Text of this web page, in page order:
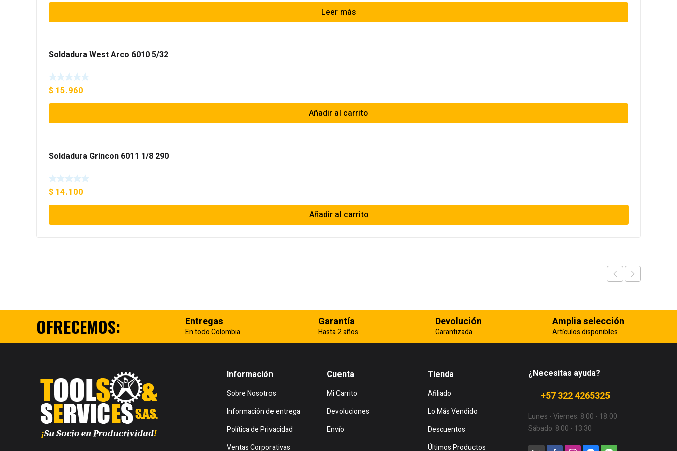
Leer más
Soldadura West Arco 6010 5/32
$ 15.960
Añadir al carrito
Soldadura Grincon 6011 1/8 290
$ 14.100
Añadir al carrito
OFRECEMOS: Entregas
En todo Colombia
Garantía
Hasta 2 años
Devolución
Garantizada
Amplia selección
Artículos disponibles
Información
Sobre Nosotros
Información de entrega
Política de Privacidad
Ventas Corporativas
Cuenta
Mi Carrito
Devoluciones
Envío
Tienda
Afiliado
Lo Más Vendido
Descuentos
Últimos Productos
¿Necesitas ayuda?
+57 322 4265325
Lunes - Viernes: 8:00 - 18:00
Sábado: 8:00 - 13:30